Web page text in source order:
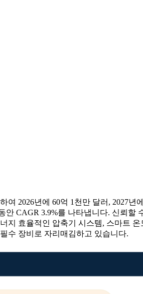
2026년에 60억 1천만 달러, 2027년
CAGR 3.9%를 나타냅니다. 신뢰할
효율적인 압축기 시스템, 스마트
수 장비로 자리매김하고 있습니다.